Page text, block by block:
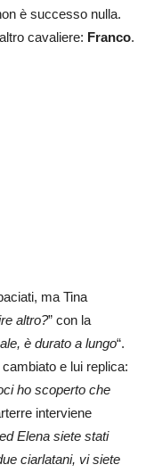
è successo nulla.
cavaliere: Franco.
ma Tina
altro?” con la
è durato a lungo“.
e lui replica:
ho scoperto che
interviene
Elena siete stati
ciarlatani, vi siete